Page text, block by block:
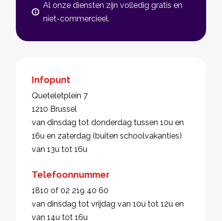
Al onze diensten zijn volledig gratis en
niet-commercieel.
Infopunt
Queteletplein 7
1210 Brussel
van dinsdag tot donderdag tussen 10u en
16u en zaterdag (buiten schoolvakanties)
van 13u tot 16u
Telefoonnummer
1810 of 02 219 40 60
van dinsdag tot vrijdag van 10u tot 12u en
van 14u tot 16u